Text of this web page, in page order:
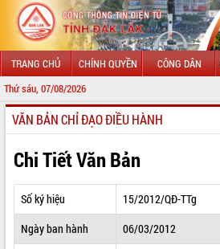
TRANG CHỦ CHÍNH QUYỀN CÔNG DÂN
Thứ sáu, 07/08/2026
GIỚI THIỆU
LÃNH ĐẠO UBND TỈNH
TIN TỨC SỰ KIỆN
SỞ, BAN, NGÀNH
VĂN BẢN CHỈ ĐẠO ĐIỀU HÀNH
Chi Tiết Văn Bản
Số ký hiệu
15/2012/QĐ-TTg
Ngày ban hành
06/03/2012